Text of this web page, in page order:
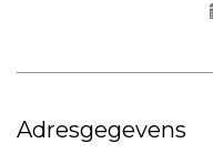
Adresgegevens